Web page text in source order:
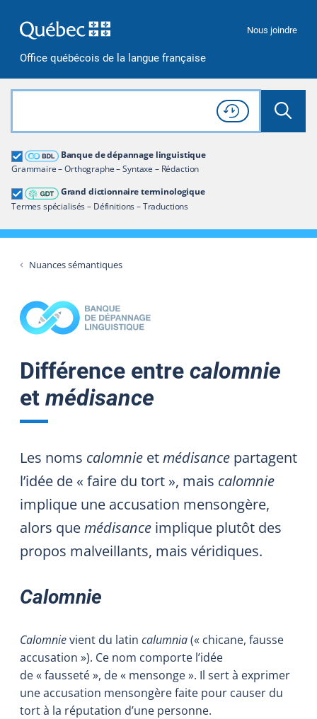
Office québécois de la langue française
Nous joindre
Rechercher dans tout le site
Lancer
Consulter l'
Historique
de recherche
Banque de dépannage linguistique
Grammaire – Orthographe – Syntaxe – Rédaction
Grand dictionnaire terminologique
Termes spécialisés – Définitions – Traductions
Grand dictionnaire terminologique
Restreindre aux termes
Nuances sémantiques
Différence entre calomnie
et médisance
Les noms calomnie etmédisance partagent
l’idée de « faire du tort », mais calomnie
implique une accusation mensongère,
alors quemédisance implique plutôt des
propos malveillants, mais véridiques.
Calomnie
Calomnievient du latin calumnia(« chicane, fausse
accusation »). Ce nom comporte l’idée
de « fausseté », de « mensonge ». Il sert à exprimer
une accusation mensongère faite pour causer du
tort à la réputation d’une personne.